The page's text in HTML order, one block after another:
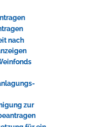
Standort für Events
nach
zur